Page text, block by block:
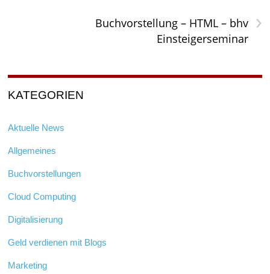
›
Buchvorstellung – HTML – bhv
Einsteigerseminar
KATEGORIEN
Aktuelle News
Allgemeines
Buchvorstellungen
Cloud Computing
Digitalisierung
Geld verdienen mit Blogs
Marketing